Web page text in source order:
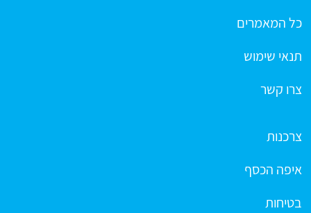
כל המאמרים
תנאי שימוש
צרו קשר
צרכנות
איפה הכסף
בטיחות